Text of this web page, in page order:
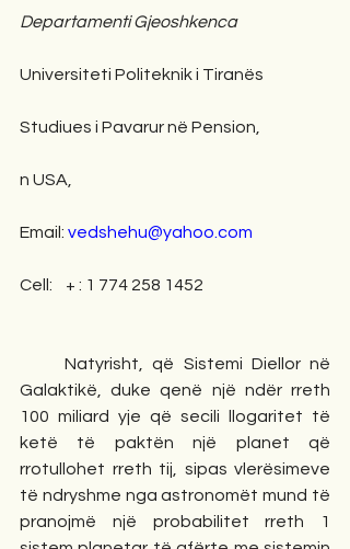
Departamenti Gjeoshkenca
Universiteti Politeknik i Tiranës
Studiues i Pavarur në Pension,
n USA,
Email: vedshehu@yahoo.com
Cell:    + : 1 774 258 1452
Natyrisht, që Sistemi Diellor në
Galaktikë, duke qenë një ndër rreth
100 miliard yje që secili llogaritet të
ketë të paktën një planet që
rrotullohet rreth tij, sipas vlerësimeve
të ndryshme nga astronomët mund të
pranojmë një probabilitet rreth 1